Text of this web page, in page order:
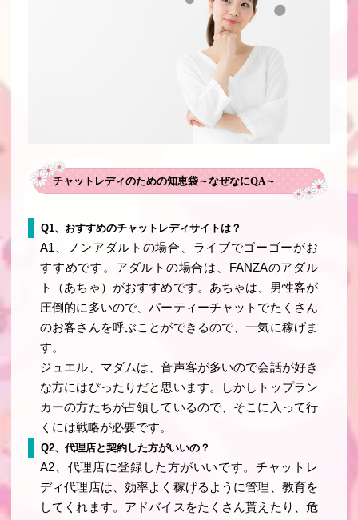
チャットレディのための知恵袋～なぜなにQA～
Q1、おすすめのチャットレディサイトは？
A1、ノンアダルトの場合、ライブでゴーゴーがお
すすめです。アダルトの場合は、FANZAのアダル
ト（あちゃ）がおすすめです。あちゃは、男性客が
圧倒的に多いので、パーティーチャットでたくさん
のお客さんを呼ぶことができるので、一気に稼げま
す。
ジュエル、マダムは、音声客が多いので会話が好き
な方にはぴったりだと思います。しかしトップラン
カーの方たちが占領しているので、そこに入って行
くには戦略が必要です。
Q2、代理店と契約した方がいいの？
A2、代理店に登録した方がいいです。チャットレ
ディ代理店は、効率よく稼げるように管理、教育を
してくれます。アドバイスをたくさん貰えたり、危